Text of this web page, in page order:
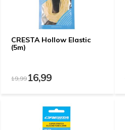
CRESTA Hollow Elastic
(5m)
19,9916,99